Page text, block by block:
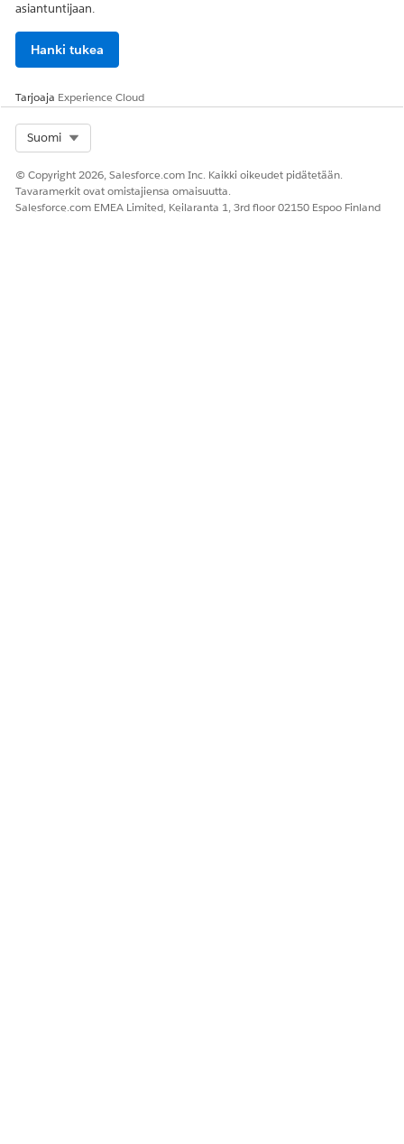
asiantuntijaan.
Hanki tukea
Tarjoaja Experience Cloud
Suomi
© Copyright 2026, Salesforce.com Inc. Kaikki oikeudet pidätetään.
Tavaramerkit ovat omistajiensa omaisuutta.
Salesforce.com EMEA Limited, Keilaranta 1, 3rd floor 02150 Espoo Finland